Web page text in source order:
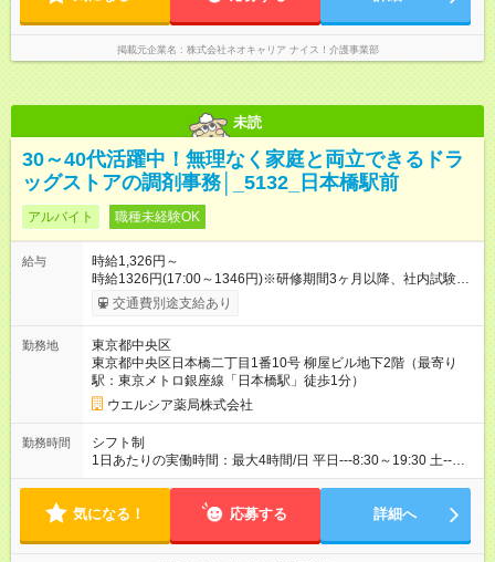
掲載元企業名 株式会社ネオキャリア ナイス！介護事業部
未読
30～40代活躍中！無理なく家庭と両立できるドラ
ッグストアの調剤事務│_5132_日本橋駅前
アルバイト 職種未経験OK
給与
時給1,326円～
時給1326円(17:00～1346円)※研修期間3ヶ月以降、社内試験に
よる更新判定あり 社内試験合格後、時給＋50～100円の昇給あ
り （大学生は＋20円） 試用期間あり：入社日から3ヶ月間／本
間の長さ：3ヶ月 雇用形態、給与は本採用時と同じです。
交通費別途支給あり
勤務地
東京都中央区
東京都中央区日本橋二丁目1番10号 柳屋ビル地下2階（最寄り
駅：東京メトロ銀座線「日本橋駅」徒歩1分）
ウエルシア薬局株式会社
勤務時間
シフト制
1日あたりの実働時間：最大4時間/日 平日---8:30～19:30 土--
-8:50～14:30 1日4時間の勤務 ☆週3～4日の勤務 ※勤務曜日応相
気になる！ 応募する 詳細へ